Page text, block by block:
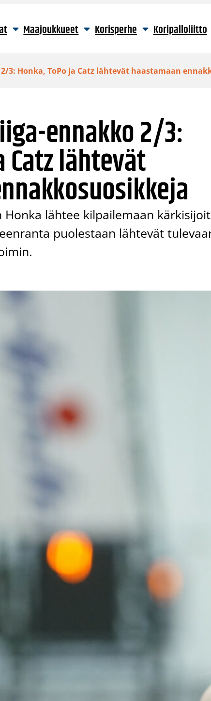
Maajoukkueet Korisperhe Koripalloliitto
3: Honka, ToPo ja Catz lähtevät haastamaan
ennakko 2/3:
Catz lähtevät
lähtee kilpailemaan
puolestaan lähtevät